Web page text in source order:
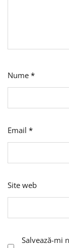
Nume *
Email *
Site web
Salvează-mi